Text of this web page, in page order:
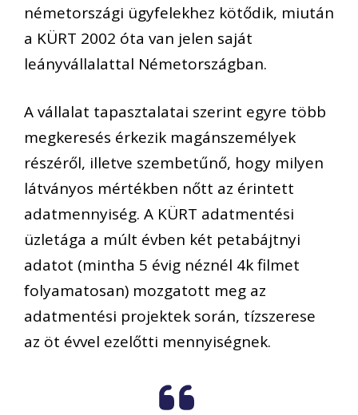
németországi ügyfelekhez kötődik, miután
a KÜRT 2002 óta van jelen saját
leányvállalattal Németországban.
A vállalat tapasztalatai szerint egyre több
megkeresés érkezik magánszemélyek
részéről, illetve szembetűnő, hogy milyen
látványos mértékben nőtt az érintett
adatmennyiség. A KÜRT adatmentési
üzletága a múlt évben két petabájtnyi
adatot (mintha 5 évig néznél 4k filmet
folyamatosan) mozgatott meg az
adatmentési projektek során, tízszerese
az öt évvel ezelőtti mennyiségnek.